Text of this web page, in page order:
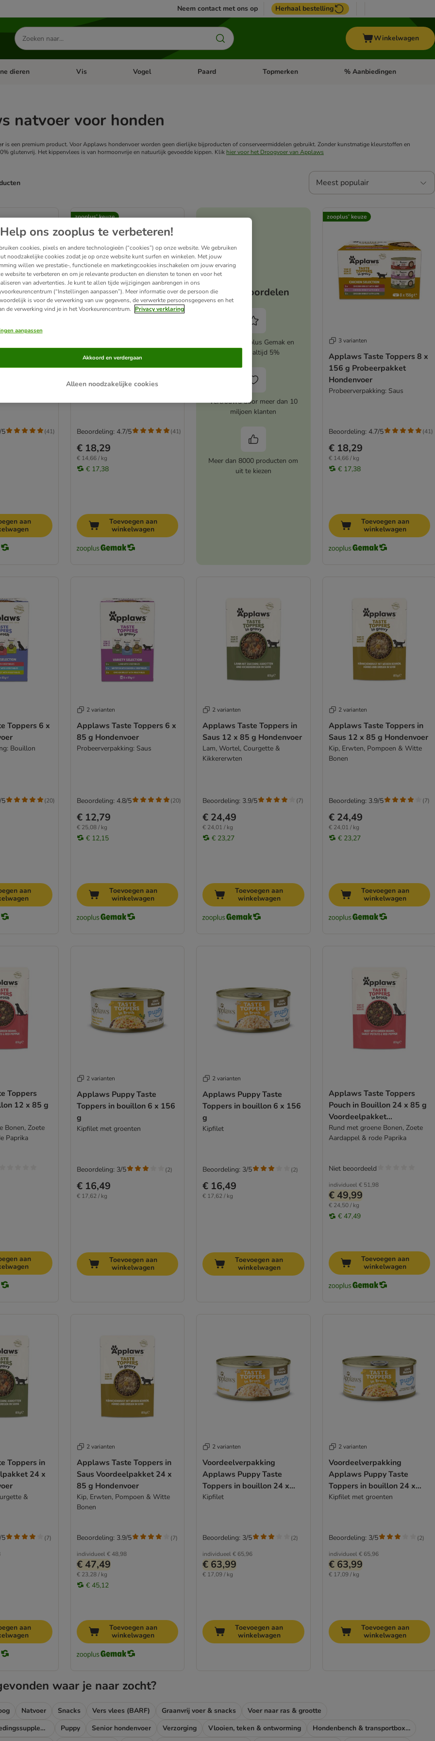
Neem contact met ons op Herhaal bestelling
Zoeken
naar
producten
Winkelwagen
categorie menu: Apotheek
dieren Open categorie menu: Kleine dieren
Vis Open categorie menu: Vis
Vogel Open categorie menu: Vogel
Paard Open categorie menu: Paard
Topmerken Open categorie menu:
% Aanbiedingen
natvoer voor honden
is een premium product. Voor Applaws hondenvoer worden geen dierlijke bijproducten of conserveermiddelen gebruikt. Zonder kunstmatige kleurstoffen en
glutenvrij. Het kippenvlees is van hormoonvrije en natuurlijk gevoedde kippen. Klik hier voor het Droogvoer van Applaws
Meest populair
Toppers 8 x
Bouillon
5 (41)
aan
zooplus’ keuze
Applaws Taste Toppers 8 x
156 g Probeerpakket
Hondenvoer
Probeerverpakking: Stoofpot mix
€ 18,29
€ 14,66 / kg
€ 17,38
Beoordeling: 4.7/5 (41)
Toevoegen aan
winkelwagen
Jouw voordelen
Activeer zooplus Gemak en
bespaar altijd 5%
Vertrouwd door meer dan 10
miljoen klanten
Meer dan 8000 producten om
uit te kiezen
zooplus’ keuze
3 varianten
Applaws Taste Toppers 8 x
156 g Probeerpakket
Hondenvoer
Probeerverpakking: Saus
€ 18,29
€ 14,66 / kg
€ 17,38
Beoordeling: 4.7/5 (41)
Toevoegen aan
winkelwagen
Toppers 6 x
Bouillon
5 (20)
aan
2 varianten
Applaws Taste Toppers 6 x
85 g Hondenvoer
Probeerverpakking: Saus
€ 12,79
€ 25,08 / kg
€ 12,15
Beoordeling: 4.8/5 (20)
Toevoegen aan
winkelwagen
2 varianten
Applaws Taste Toppers in
Saus 12 x 85 g Hondenvoer
Lam, Wortel, Courgette &
Kikkererwten
€ 24,49
€ 24,01 / kg
€ 23,27
Beoordeling: 3.9/5 (7)
Toevoegen aan
winkelwagen
2 varianten
Applaws Taste Toppers in
Saus 12 x 85 g Hondenvoer
Kip, Erwten, Pompoen & Witte
Bonen
€ 24,49
€ 24,01 / kg
€ 23,27
Beoordeling: 3.9/5 (7)
Toevoegen aan
winkelwagen
Toppers
12 x 85 g
Bonen, Zoete
Paprika
aan
2 varianten
Applaws Puppy Taste
Toppers in bouillon 6 x 156
g
Kipfilet met groenten
€ 16,49
€ 17,62 / kg
Beoordeling: 3/5 (2)
Toevoegen aan
winkelwagen
2 varianten
Applaws Puppy Taste
Toppers in bouillon 6 x 156
g
Kipfilet
€ 16,49
€ 17,62 / kg
Beoordeling: 3/5 (2)
Toevoegen aan
winkelwagen
Applaws Taste Toppers
Pouch in Bouillon 24 x 85 g
Voordeelpakket
Hondenvoer
Rund met groene Bonen, Zoete
Aardappel & rode Paprika
individueel € 51,98
€ 49,99
€ 24,50 / kg
€ 47,49
Niet beoordeeld
Toevoegen aan
winkelwagen
Toppers in
24 x
&
5 (7)
aan
2 varianten
Applaws Taste Toppers in
Saus Voordeelpakket 24 x
85 g Hondenvoer
Kip, Erwten, Pompoen & Witte
Bonen
individueel € 48,98
€ 47,49
€ 23,28 / kg
€ 45,12
Beoordeling: 3.9/5 (7)
Toevoegen aan
winkelwagen
2 varianten
Voordeelverpakking
Applaws Puppy Taste
Toppers in bouillon 24 x
156 g
Kipfilet
individueel€ 65,96
€ 63,99
€ 17,09 / kg
Beoordeling: 3/5 (2)
Toevoegen aan
winkelwagen
2 varianten
Voordeelverpakking
Applaws Puppy Taste
Toppers in bouillon 24 x
156 g
Kipfilet met groenten
individueel € 65,96
€ 63,99
€ 17,09 / kg
Beoordeling: 3/5 (2)
Toevoegen aan
winkelwagen
waar je naar zocht?
Natvoer Snacks Vers vlees (BARF) Graanvrij voer & snacks
Voer naar ras & grootte
Dieetvoer & voedingssupplementen hond
Puppy Senior hondenvoer Verzorging Vlooien, teken & ontworming Hondenbench & transportboxen
Help ons zooplus te verbeteren!
cookies, pixels en andere technologieën (“cookies”) op onze website. We gebruiken
noodzakelijke cookies zodat je op onze website kunt surfen en winkelen. Met jouw
willen we prestatie-, functionele en marketingcookies inschakelen om jouw ervaring
website te verbeteren en om je relevante producten en diensten te tonen en voor het
van advertenties. Je kunt te allen tijde wijzigingen aanbrengen in ons
(“Instellingen aanpassen”). Meer informatie over de persoon die
is voor de verwerking van uw gegevens, de verwerkte persoonsgegevens en het
de verwerking vind je in het Voorkeurencentrum.
Privacy verklaring
aanpassen
Alleen noodzakelijke cookies
Akkoord en verdergaan